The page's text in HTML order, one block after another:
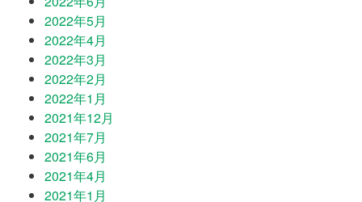
2022年5月
2022年4月
2022年3月
2022年2月
2022年1月
2021年12月
2021年7月
2021年6月
2021年4月
2021年1月